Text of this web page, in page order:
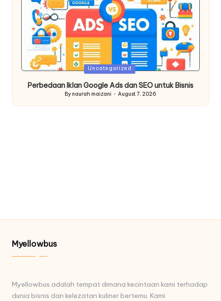
Posted
Uncategorized
Perbedaan Iklan Google Ads dan SEO untuk Bisnis
Posted
By naurah maizani August 7, 2026
Myellowbus
Myellowbus adalah tempat dimana kecintaan kami terhadap
dunia bisnis dan kelezatan kuliner bertemu. Kami